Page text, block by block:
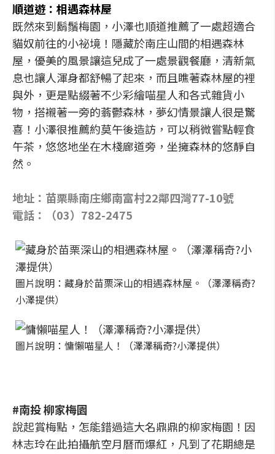
順道遊：相遇森林屋
既然來到鬍鬚梅園，小澤也順道推薦了一處超適合
貓奴前往的小祕境！隱藏於南庄山間的相遇森林
屋，優美的風景讓這兒成了一處景觀餐廳，清新氣
息也讓人渾身都舒暢了起來，而且瞧著森林屋的裡
與外，更是點綴著不少彩繪喵星人和各式雜貨小
物，搭襯著一旁的蓊鬱森林，夢幻情景讓人很是驚
喜！小澤很推薦約莫午後造訪，可以稍微嘗點輕食
午茶，悠悠地坐在木棧廊道旁，坐擁森林的悠靜自
然。
地址：苗栗縣南庄鄉南富村22鄰四灣77-10號
電話：（03）782-2475
圖片說明：藏身於苗栗深山的相遇森林屋。（澤澤稱奇?
小澤提供）
圖片說明：慵懶喵星人！（澤澤稱奇?小澤提供）
#南投 柳家梅園
說起賞梅點，怎能錯過這大名鼎鼎的柳家梅園！因
林志玲在此拍攝航空月曆而爆紅，凡到了花期總是